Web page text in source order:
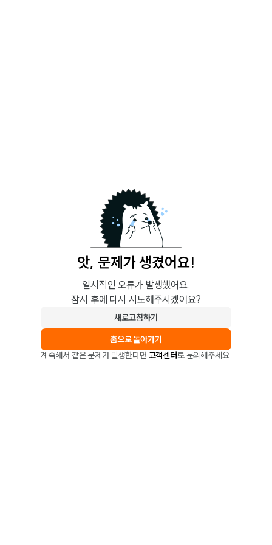
앗, 문제가 생겼어요!
일시적인 오류가 발생했어요.
잠시 후에 다시 시도해주시겠어요?
새로고침하기
홈으로 돌아가기
계속해서 같은 문제가 발생한다면 고객센터로 문의해주세요.